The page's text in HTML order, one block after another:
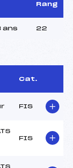
Rang
ans 22
Cat.
FIS
FIS